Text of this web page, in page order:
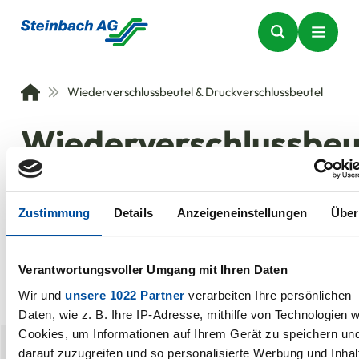
Zustimmung Details Anzeigeneinstellungen
Verantwortungsvoller Umgang mit Ihren Daten
Wir und unsere 1022 Partner verarbeiten Ihre persönlichen
Daten, wie z. B. Ihre IP-Adresse, mithilfe von Technologien
Cookies, um Informationen auf Ihrem Gerät zu speichern
darauf zuzugreifen und so personalisierte Werbung und
Wiederverschlussbeutel & Druckverschlussbeutel
&